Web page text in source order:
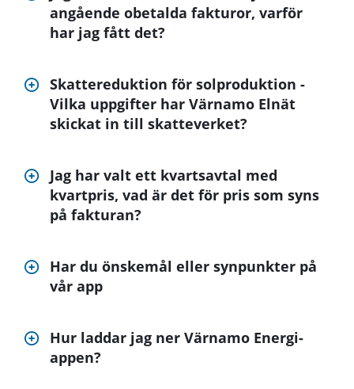
angående obetalda fakturor, varför
har jag fått det?
Skattereduktion för solproduktion -
Vilka uppgifter har Värnamo Elnät
skickat in till skatteverket?
Jag har valt ett kvartsavtal med
kvartpris, vad är det för pris som syns
på fakturan?
Har du önskemål eller synpunkter på
vår app
Hur laddar jag ner Värnamo Energi-
appen?